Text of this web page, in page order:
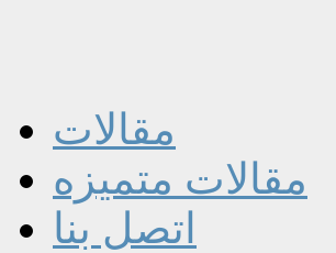
مقالات
مقالات متميزه
اتصل بنا